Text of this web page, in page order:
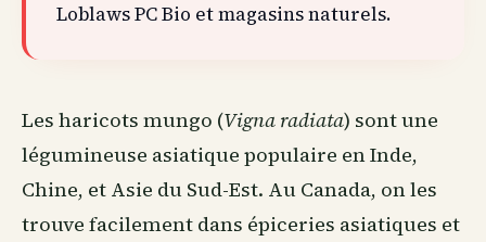
Loblaws PC Bio et magasins naturels.
Les haricots mungo (Vigna radiata) sont une
légumineuse asiatique populaire en Inde,
Chine, et Asie du Sud-Est. Au Canada, on les
trouve facilement dans épiceries asiatiques et